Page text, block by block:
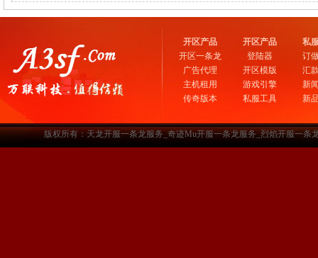
开区产品
开区一条龙
广告代理
主机租用
传奇版本
开区产品
登陆器
开区模版
游戏引擎
私服工具
私
订
汇
新
新
版权所有：天龙开服一条龙服务_奇迹Mu开服一条龙服务_烈焰开服一条